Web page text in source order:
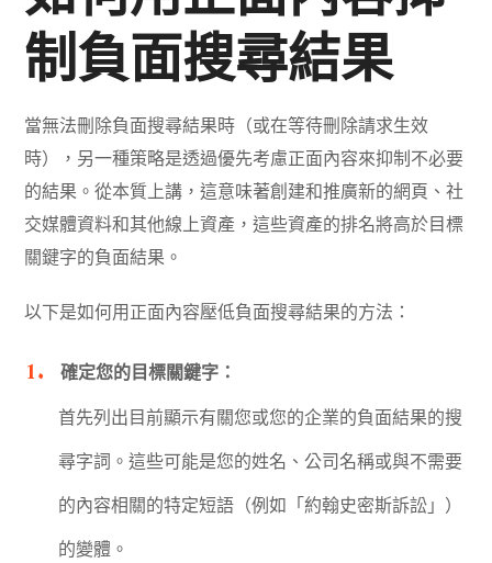
制負面搜尋結果
當無法刪除負面搜尋結果時（或在等待刪除請求生效
時），另一種策略是透過優先考慮正面內容來抑制不必要
的結果。從本質上講，這意味著創建和推廣新的網頁、社
交媒體資料和其他線上資產，這些資產的排名將高於目標
關鍵字的負面結果。
以下是如何用正面內容壓低負面搜尋結果的方法：
確定您的目標關鍵字：
首先列出目前顯示有關您或您的企業的負面結果的搜
尋字詞。這些可能是您的姓名、公司名稱或與不需要
的內容相關的特定短語（例如「約翰史密斯訴訟」）
的變體。